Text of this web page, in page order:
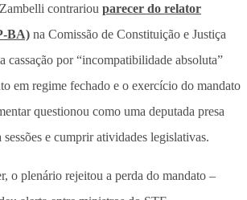
contrariou parecer do relator
BA) na Comissão de Constituição e Justiça
cassação por “incompatibilidade absoluta”
em regime fechado e o exercício do mandato
questionou como uma deputada presa
e cumprir atividades legislativas.
o plenário rejeitou a perda do mandato –